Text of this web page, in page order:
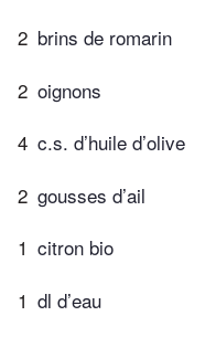
2 brins de romarin
2 oignons
4 c.s. d’huile d’olive
2 gousses d’ail
1 citron bio
1 dl d’eau